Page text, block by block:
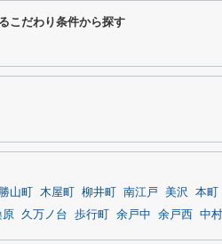
こだわり条件から探す
勝山町 木屋町 柳井町 南江戸 美沢 本町
原 久万ノ台 歩行町 余戸中 余戸西 中村